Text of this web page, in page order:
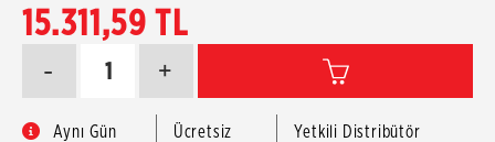
15.311,59 TL
+
-
Aynı Gün
Ücretsiz
Yetkili Distribütör